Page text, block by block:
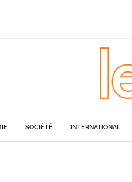
SOCIÉTÉ INTERNATIONAL